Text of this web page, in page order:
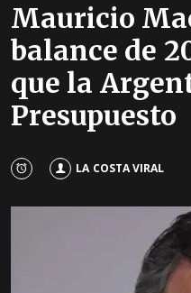
Mauricio
balance de
que la
Presupuesto
LA COSTA VIRAL